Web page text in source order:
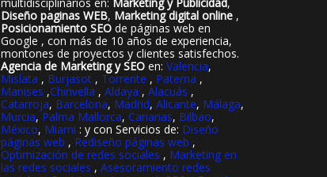
Diseño paginas WEB, Marketing digital online ,
Posicionamiento SEO de páginas web en
Google , con más de 10 años de experiencia,
montones de proyectos y clientes satisfechos.
Agencia de Marketing y SEO en: Valencia,
Mislata , Burjasot , Torrente , Paterna ,
Manises ,Chirivella , Aldaya , Alacuás ,
Catarroja, Barcelona, Madrid, Alicante, Málaga,
Murcia,Palma Mallorca, Canarias, Bilbao,
México, Miami : y con Servicios de: Diseño
páginas web , Rediseño páginas web ,
Optimización de redes sociales , Marketing en
las redes sociales , Asesoramiento redes